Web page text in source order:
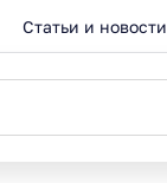
Статьи и новости